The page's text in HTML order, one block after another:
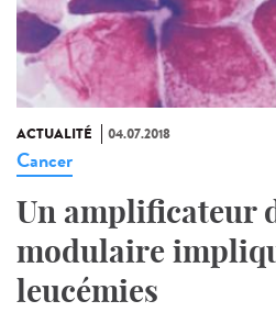
ACTUALITÉ 04.07.2018
Cancer
Un amplificateur
modulaire
leucémies